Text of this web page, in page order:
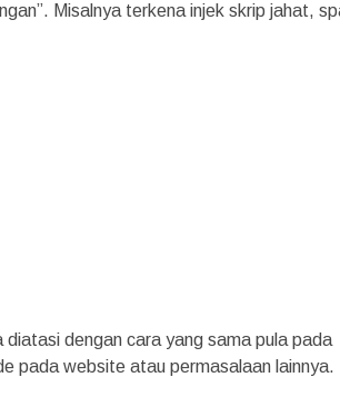
Misalnya terkena injek skrip jahat,
dengan cara yang sama pula pada
pada website atau permasalaan lainnya.